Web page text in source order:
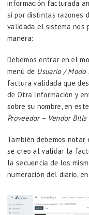
información facturada
si por distintas razones
validada el sistema nos
manera:
Debemos entrar en el
menú de Usuario / Modo
factura validada que
de Otra Información y
sobre su nombre, en
Proveedor – Vendor Bills
También debemos
se creo al validar la
la secuencia de los
numeración del diario,